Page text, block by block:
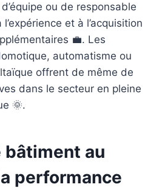
ou de responsable
et à l’acquisition
💼. Les
automatisme ou
offrent de même de
dans le secteur en pleine
🌞.
bâtiment au
performance